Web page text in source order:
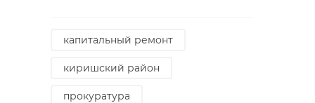
капитальный ремонт
киришский район
прокуратура